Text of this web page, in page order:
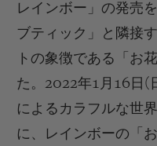
レインボー」の発売
ブティック」と隣接
トの象徴である「お
た。 2022年1月 16 日 (
によるカラフルな世
に、レインボーの「